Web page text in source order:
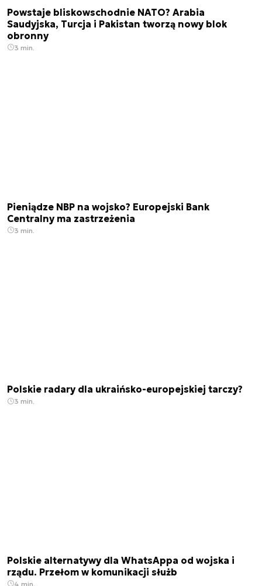
Powstaje bliskowschodnie NATO? Arabia
Saudyjska, Turcja i Pakistan tworzą nowy blok
obronny
3 min.
Pieniądze NBP na wojsko? Europejski Bank
Centralny ma zastrzeżenia
3 min.
Polskie radary dla ukraińsko-europejskiej tarczy?
3 min.
Polskie alternatywy dla WhatsAppa od wojska i
rządu. Przełom w komunikacji służb
4 min.